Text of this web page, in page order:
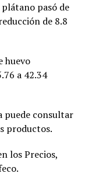
pasó de
de 8.8
huevo
a 42.34
puede consultar
productos.
los Precios,